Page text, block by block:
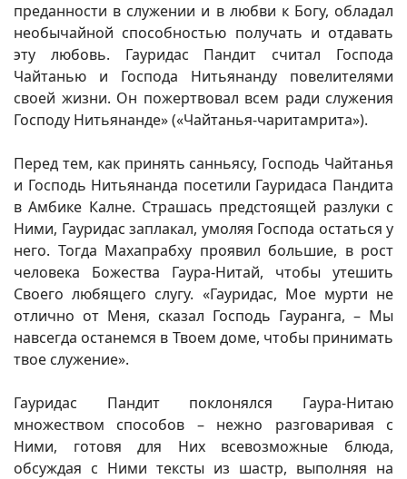
преданности в служении и в любви к Богу, обладал
необычайной способностью получать и отдавать
эту любовь. Гауридас Пандит считал Господа
Чайтанью и Господа Нитьянанду повелителями
своей жизни. Он пожертвовал всем ради служения
Господу Нитьянанде» («Чайтанья-чаритамрита»).
Перед тем, как принять санньясу, Господь Чайтанья
и Господь Нитьянанда посетили Гауридаса Пандита
в Амбике Калне. Страшась предстоящей разлуки с
Ними, Гауридас заплакал, умоляя Господа остаться у
него. Тогда Махапрабху проявил большие, в рост
человека Божества Гаура-Нитай, чтобы утешить
Своего любящего слугу. «Гауридас, Мое мурти не
отлично от Меня, сказал Господь Гауранга, – Мы
навсегда останемся в Твоем доме, чтобы принимать
твое служение».
Гауридас Пандит поклонялся Гаура-Нитаю
множеством способов – нежно разговаривая с
Ними, готовя для Них всевозможные блюда,
обсуждая с Ними тексты из шастр, выполняя на